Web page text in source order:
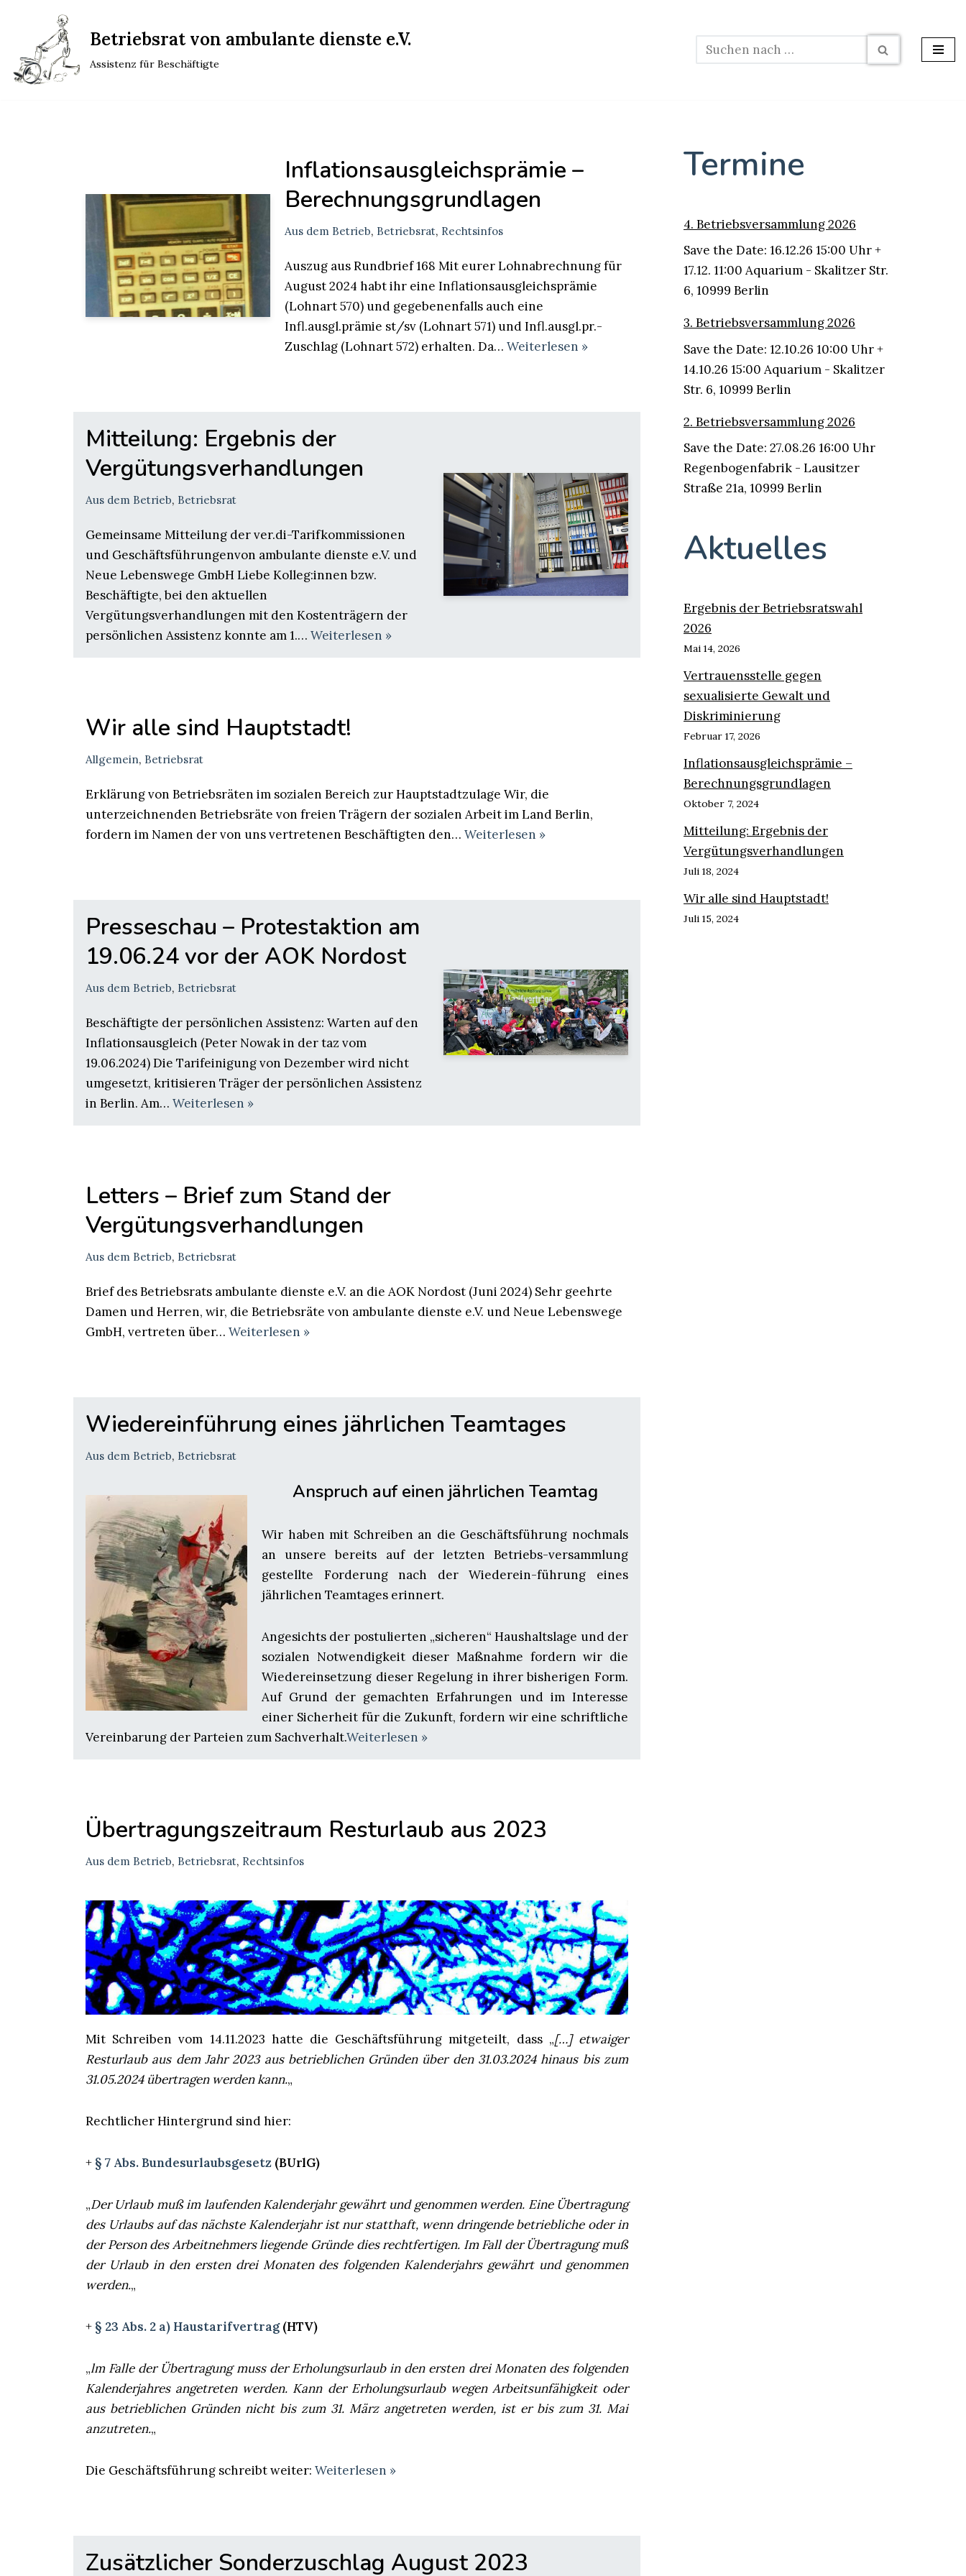
Inhalt
springen
Betriebsrat von ambulante dienste e.V.
Assistenz für Beschäftigte
Inflationsausgleichsprämie –
Berechnungsgrundlagen
Aus dem Betrieb, Betriebsrat, Rechtsinfos
Auszug aus Rundbrief 168 Mit eurer Lohnabrechnung für
August 2024 habt ihr eine Inflationsausgleichsprämie
(Lohnart 570) und gegebenenfalls auch eine
Infl.ausgl.prämie st/sv (Lohnart 571) und Infl.ausgl.pr.-
Zuschlag (Lohnart 572) erhalten. Da…Weiterlesen »
Mitteilung: Ergebnis der
Vergütungsverhandlungen
Aus dem Betrieb, Betriebsrat
Gemeinsame Mitteilung der ver.di-Tarifkommissionen
und Geschäftsführungenvon ambulante dienste e.V. und
Neue Lebenswege GmbH Liebe Kolleg:innen bzw.
Beschäftigte, bei den aktuellen
Vergütungsverhandlungen mit den Kostenträgern der
persönlichen Assistenz konnte am 1.… Weiterlesen »
Wir alle sind Hauptstadt!
Allgemein, Betriebsrat
Erklärung von Betriebsräten im sozialen Bereich zur Hauptstadtzulage Wir, die
unterzeichnenden Betriebsräte von freien Trägern der sozialen Arbeit im Land Berlin,
fordern im Namen der von uns vertretenen Beschäftigten den… Weiterlesen »
Presseschau – Protestaktion am
19.06.24 vor der AOK Nordost
Aus dem Betrieb, Betriebsrat
Beschäftigte der persönlichen Assistenz: Warten auf den
Inflationsausgleich (Peter Nowak in der taz vom
19.06.2024) Die Tarifeinigung von Dezember wird nicht
umgesetzt, kritisieren Träger der persönlichen Assistenz
in Berlin. Am… Weiterlesen »
Letters – Brief zum Stand der
Vergütungsverhandlungen
Aus dem Betrieb, Betriebsrat
Brief des Betriebsrats ambulante dienste e.V. an die AOK Nordost (Juni 2024) Sehr geehrte
Damen und Herren, wir, die Betriebsräte von ambulante dienste e.V. und Neue Lebenswege
GmbH, vertreten über… Weiterlesen »
Wiedereinführung eines jährlichen Teamtages
Aus dem Betrieb, Betriebsrat
Anspruch auf einen jährlichen Teamtag
Wir haben mit Schreiben an die Geschäftsführung nochmals
an unsere bereits auf der letzten Betriebs-versammlung
gestellte Forderung nach der Wiederein-führung eines
jährlichen Teamtages erinnert.
Angesichts der postulierten „sicheren“ Haushaltslage und der
sozialen Notwendigkeit dieser Maßnahme fordern wir die
Wiedereinsetzung dieser Regelung in ihrer bisherigen Form.
Auf Grund der gemachten Erfahrungen und im Interesse
einer Sicherheit für die Zukunft, fordern wir eine schriftliche
Vereinbarung der Parteien zum Sachverhalt.Weiterlesen »
Übertragungszeitraum Resturlaub aus 2023
Aus dem Betrieb, Betriebsrat, Rechtsinfos
Mit Schreiben vom 14.11.2023 hatte die Geschäftsführung mitgeteilt, dass „[…] etwaiger
Resturlaub aus dem Jahr 2023 aus betrieblichen Gründen über den 31.03.2024 hinaus bis zum
31.05.2024 übertragen werden kann.„
Rechtlicher Hintergrund sind hier:
+ § 7 Abs. Bundesurlaubsgesetz (BUrlG)
„Der Urlaub muß im laufenden Kalenderjahr gewährt und genommen werden. Eine Übertragung
des Urlaubs auf das nächste Kalenderjahr ist nur statthaft, wenn dringende betriebliche oder in
der Person des Arbeitnehmers liegende Gründe dies rechtfertigen. Im Fall der Übertragung muß
der Urlaub in den ersten drei Monaten des folgenden Kalenderjahrs gewährt und genommen
werden.„
+ § 23 Abs. 2 a) Haustarifvertrag(HTV)
„lm Falle der Übertragung muss der Erholungsurlaub in den ersten drei Mo­naten des folgenden
Kalenderjahres angetreten werden. Kann der Erho­lungsurlaub wegen Arbeitsunfähigkeit oder
aus betrieblichen Gründen nicht bis zum 31. März angetreten werden, ist er bis zum 31. Mai
anzutreten.„
Die Geschäftsführung schreibt weiter: Weiterlesen »
Zusätzlicher Sonderzuschlag August 2023
Termine
4. Betriebsversammlung 2026
Save the Date: 16.12.26 15:00 Uhr +
17.12. 11:00 Aquarium - Skalitzer Str.
6, 10999 Berlin
3. Betriebsversammlung 2026
Save the Date: 12.10.26 10:00 Uhr +
14.10.26 15:00 Aquarium - Skalitzer
Str. 6, 10999 Berlin
2. Betriebsversammlung 2026
Save the Date: 27.08.26 16:00 Uhr
Regenbogenfabrik - Lausitzer
Straße 21a, 10999 Berlin
Aktuelles
Ergebnis der Betriebsratswahl
2026
Mai 14, 2026
Vertrauensstelle gegen
sexualisierte Gewalt und
Diskriminierung
Februar 17, 2026
Inflationsausgleichsprämie –
Berechnungsgrundlagen
Oktober 7, 2024
Mitteilung: Ergebnis der
Vergütungsverhandlungen
Juli 18, 2024
Wir alle sind Hauptstadt!
Juli 15, 2024